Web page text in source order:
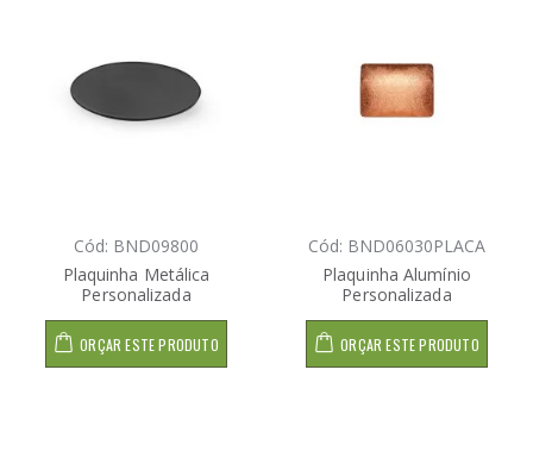
Cód: BND09800
Plaquinha Metálica
Personalizada
ORÇAR ESTE PRODUTO
Cód: BND06030PLACA
Plaquinha Alumínio
Personalizada
ORÇAR ESTE PRODUTO